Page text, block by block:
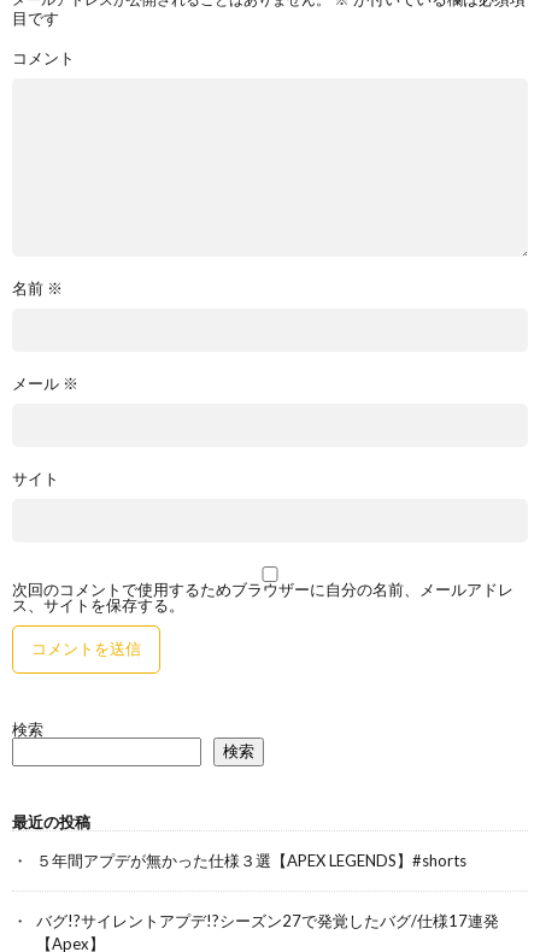
目です
コメント
名前 ※
メール ※
サイト
次回のコメントで使用するためブラウザーに自分の名前、メールアドレ
ス、サイトを保存する。
検索
検索
最近の投稿
５年間アプデが無かった仕様３選【APEX LEGENDS】#shorts
バグ!?サイレントアプデ!?シーズン27で発覚したバグ/仕様17連発
【Apex】